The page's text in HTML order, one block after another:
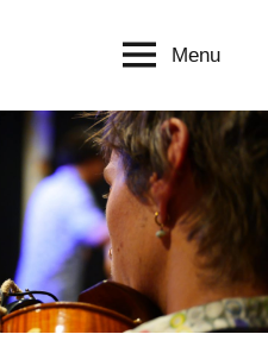
Menu